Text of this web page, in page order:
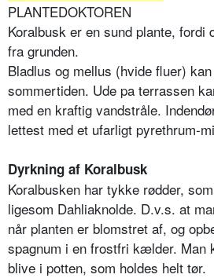
PLANTEDOKTOREN
Koralbusk er en sund plante,
fra grunden.
Bladlus og mellus (hvide fluer)
sommertiden. Ude pa terrassen
med en kraftig vandstråle.
lettest med et ufarligt pyrethrum-
Dyrkning af Koralbusk
Koralbusken har tykke rødder,
ligesom Dahliaknolde. D.v.s. at
når planten er blomstret af, og
spagnum i en frostfri kælder. Man
blive i potten, som holdes helt tør.